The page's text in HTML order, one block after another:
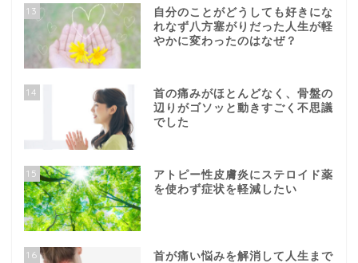
13
自分のことがどうしても好きにな
れなず八方塞がりだった人生が軽
やかに変わったのはなぜ？
14
首の痛みがほとんどなく、骨盤の
辺りがゴソッと動きすごく不思議
でした
15
アトピー性皮膚炎にステロイド薬
を使わず症状を軽減したい
16
首が痛い悩みを解消して人生まで